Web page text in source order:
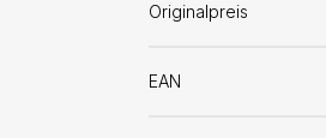
Originalpreis
EAN